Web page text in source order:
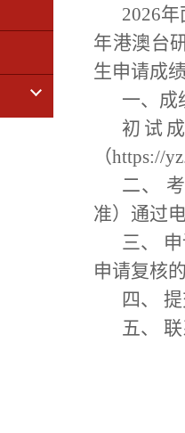
2026
年港澳台
生申请成
一、成
初试
（https://
二、
准）通过
三、
申请复核
四、
五、